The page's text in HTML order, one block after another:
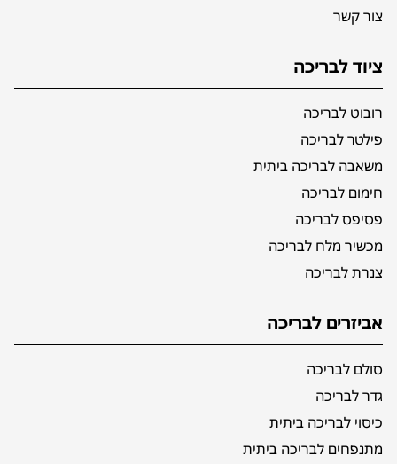
צור קשר
ציוד לבריכה
רובוט לבריכה
פילטר לבריכה
משאבה לבריכה ביתית
חימום לבריכה
פסיפס לבריכה
מכשיר מלח לבריכה
צנרת לבריכה
אביזרים לבריכה
סולם לבריכה
גדר לבריכה
כיסוי לבריכה ביתית
מתנפחים לבריכה ביתית